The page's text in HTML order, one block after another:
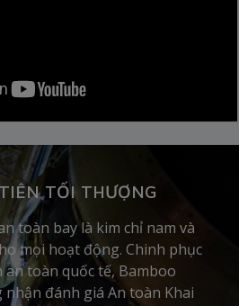
TỐI THƯỢNG
toàn bay là kim chỉ nam và
mọi hoạt động. Chinh phục
toàn quốc tế, Bamboo
đánh giá An toàn Khai